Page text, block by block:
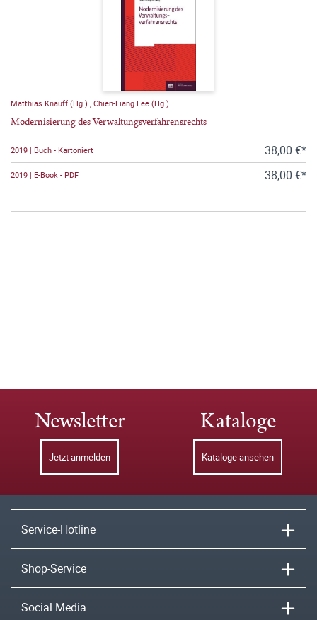
Matthias Knauff (Hg.) Chien-Liang Lee (Hg.)
Modernisierung des Verwaltungsverfahrensrechts
2019 | Buch - Kartoniert 38,00 €*
2019 | E-Book - PDF 38,00 €*
Newsletter
Jetzt anmelden
Kataloge
Kataloge ansehen
Service-Hotline
Shop-Service
Social Media